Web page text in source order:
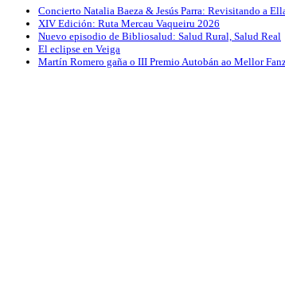
Concierto Natalia Baeza & Jesús Parra: Revisitando a
XIV Edición: Ruta Mercau Vaqueiru 2026
Nuevo episodio de Bibliosalud: Salud Rural, Salud Real
El eclipse en Veiga
Martín Romero gaña o III Premio Autobán ao Mellor